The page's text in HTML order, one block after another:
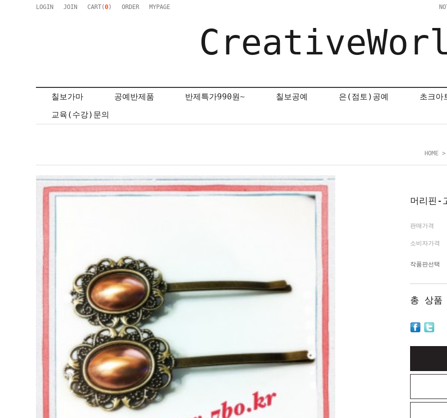
LOGIN JOIN CART(0) ORDER MYPAGE
칠보가마 공예반제품 반제특가990원~ 칠보공예 은(점토)공예
초크아
교육(수강)문의
HOME
머리핀-
판매가격
소비자가격
작품판선택
총 상품